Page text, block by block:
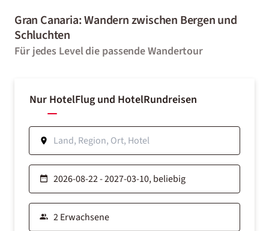
Gran Canaria: Wandern zwischen Bergen und
Schluchten
Für jedes Level die passende Wandertour
Nur HotelFlug und HotelRundreisen